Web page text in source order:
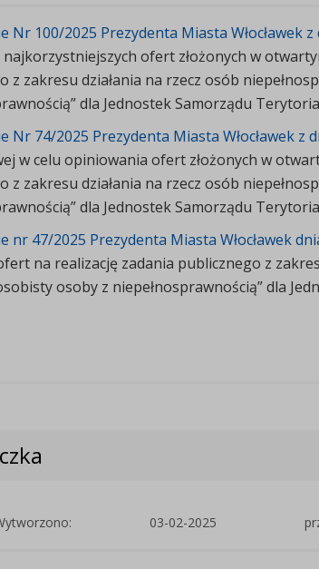
Nr 100/2025 Prezydenta Miasta Włocławek
najkorzystniejszych ofert złożonych w
z zakresu działania na rzecz osób
dla Jednostek Samorządu
Nr 74/2025 Prezydenta Miasta Włocławek z
w celu opiniowania ofert złożonych w
z zakresu działania na rzecz osób
dla Jednostek Samorządu
nr 47/2025 Prezydenta Miasta Włocławek
na realizację zadania publicznego z
osoby z niepełnosprawnością” dla
03-02-2025